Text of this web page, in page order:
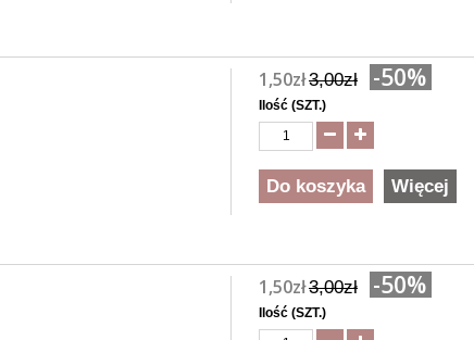
1,50zł3,00zł -50%
Ilość (SZT.)
Do koszyka Więcej
1,50zł3,00zł -50%
Ilość (SZT.)